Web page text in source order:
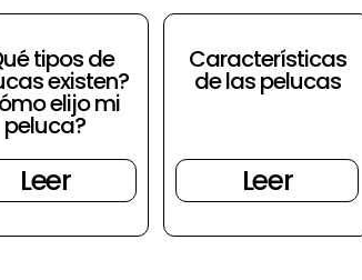
tipos de
existen?
elijo mi
peluca?
Leer
Características
de las pelucas
Leer